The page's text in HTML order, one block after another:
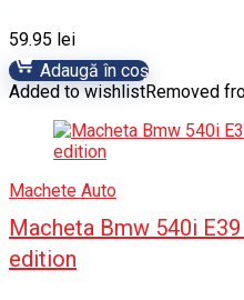
59.95 lei
Adaugă în coș
Added to wishlistRemoved
Machete Auto
Macheta Bmw 540i
edition